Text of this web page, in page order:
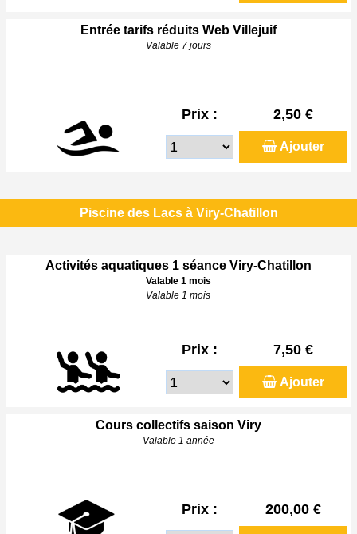
Entrée tarifs réduits Web Villejuif
Valable 7 jours
Prix : 2,50 €
Ajouter
Piscine des Lacs à Viry-Chatillon
Activités aquatiques 1 séance Viry-Chatillon
Valable 1 mois
Valable 1 mois
Prix : 7,50 €
Ajouter
Cours collectifs saison Viry
Valable 1 année
Prix : 200,00 €